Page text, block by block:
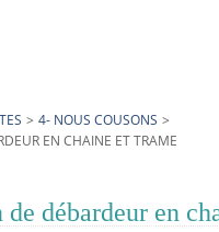
> 4- NOUS COUSONS >
EN CHAINE ET TRAME
débardeur en